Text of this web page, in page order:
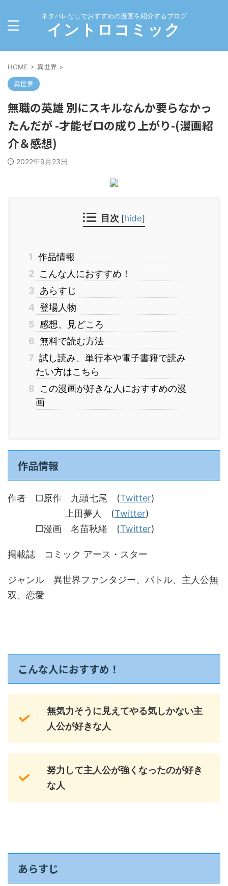
ネタバレなしでおすすめの漫画を紹介するブログ
イントロコミック
HOME > 異世界 >
異世界
無職の英雄 別にスキルなんか要らなかっ
たんだが -才能ゼロの成り上がり-(漫画紹
介＆感想)
2022年9月23日
目次 [hide]
1 作品情報
2
こんな人におすすめ！
3 あらすじ
4 登場人物
5 感想、見どころ
6 無料で読む方法
7 試し読み、単行本や電子書籍で読み
たい方はこちら
8
この漫画が好きな人におすすめの漫
画
作品情報
作者 □原作 九頭七尾 (Twitter)
上田夢人 (Twitter)
□漫画 名苗秋緒 (Twitter)
掲載誌 コミック アース・スター
ジャンル 異世界ファンタジー、バトル、主人公無
双、恋愛
こんな人におすすめ！
無気力そうに見えてやる気しかない主
人公が好きな人
努力して主人公が強くなったのが好き
な人
あらすじ